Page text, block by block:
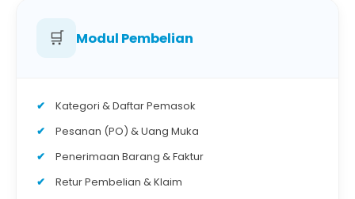
🛒 Modul Pembelian
Kategori & Daftar Pemasok
Pesanan (PO) & Uang Muka
Penerimaan Barang & Faktur
Retur Pembelian & Klaim